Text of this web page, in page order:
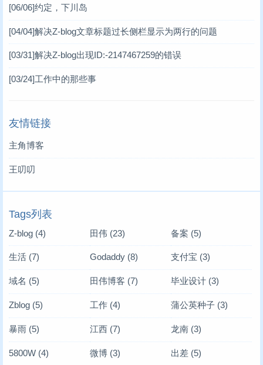
[06/06]约定，下川岛
[04/04]解决Z-blog文章标题过长侧栏显示为两行的问题
[03/31]解决Z-blog出现ID:-2147467259的错误
[03/24]工作中的那些事
友情链接
主角博客
王叨叨
Tags列表
Z-blog (4) 田伟(23) 备案 (5)
生活 (7) Godaddy(8) 支付宝 (3)
域名 (5) 田伟博客 (7) 毕业设计(3)
Zblog (5) 工作(4) 蒲公英种子(3)
暴雨 (5) 江西(7) 龙南(3)
5800W (4) 微博(3) 出差(5)